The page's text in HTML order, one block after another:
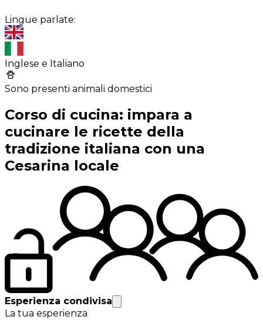
Lingue parlate:
Inglese e Italiano
Sono presenti animali domestici
Corso di cucina: impara a
cucinare le ricette della
tradizione italiana con una
Cesarina locale
Esperienza condivisa
La tua esperienza